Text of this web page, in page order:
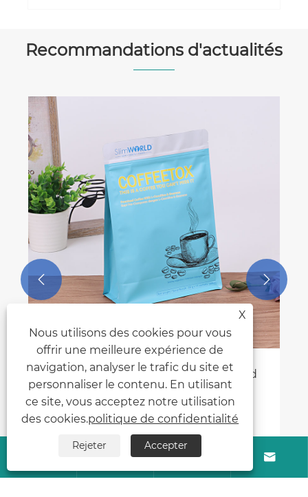
Recommandations d'actualités
Qu'est-ce qu'un sac de céréales à fond
plat et pourquoi remplace-t-il
l'emballage de céréales traditionnel
Voir plus >>
 
À propos de nous
 
X
Nous utilisons des cookies pour vous
offrir une meilleure expérience de
navigation, analyser le trafic du site et
personnaliser le contenu. En utilisant
ce site, vous acceptez notre utilisation
des cookies.politique de confidentialité
Rejeter Accepter